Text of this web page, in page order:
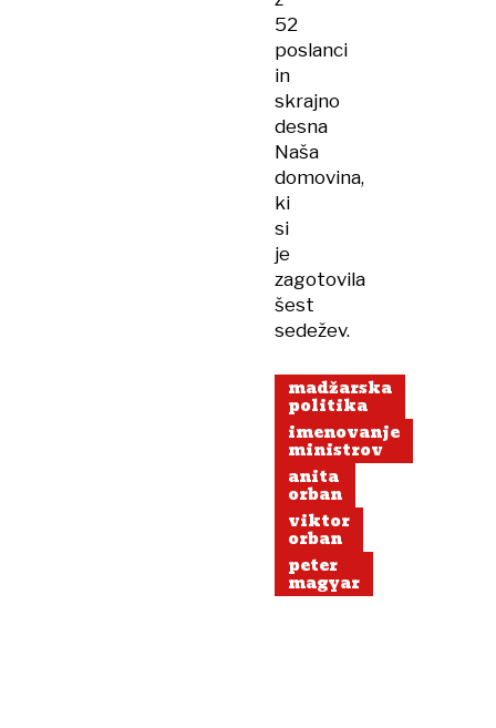
52
poslanci
in
skrajno
desna
Naša
domovina,
ki
si
je
zagotovila
šest
sedežev.
madžarska
politika
imenovanje
ministrov
anita
orban
viktor
orban
peter
magyar